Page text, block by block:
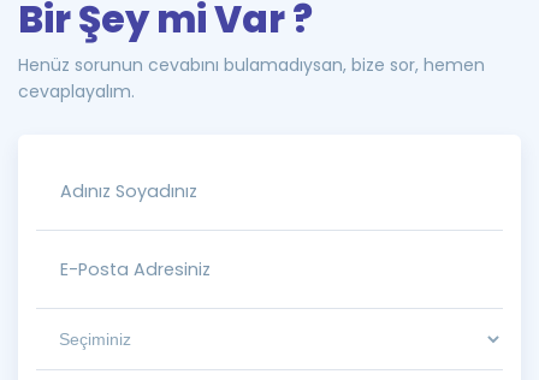
Bir Şey mi Var ?
Henüz sorunun cevabını bulamadıysan, bize sor, hemen
cevaplayalım.